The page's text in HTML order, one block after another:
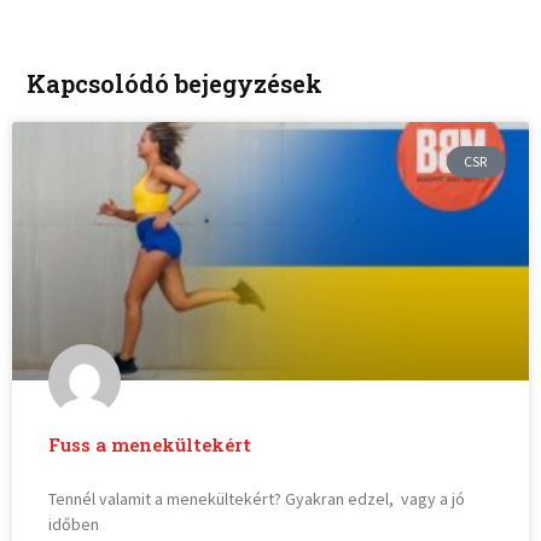
Kapcsolódó bejegyzések
CSR
Fuss a menekültekért
Tennél valamit a menekültekért? Gyakran edzel, vagy a jó
időben